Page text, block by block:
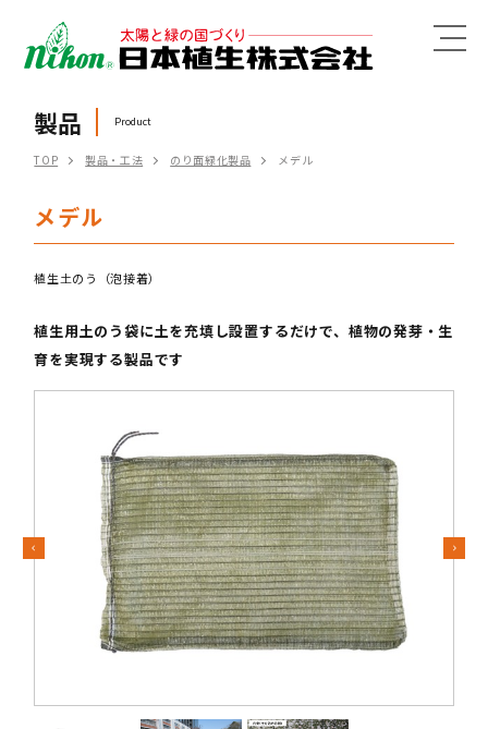
MENU
製品 Product
TOP 製品・工法 のり面緑化製品 メデル
メデル
植生土のう（泡接着）
植生用土のう袋に土を充填し設置するだけで、植物の発芽・生
育を実現する製品です
Previous Next